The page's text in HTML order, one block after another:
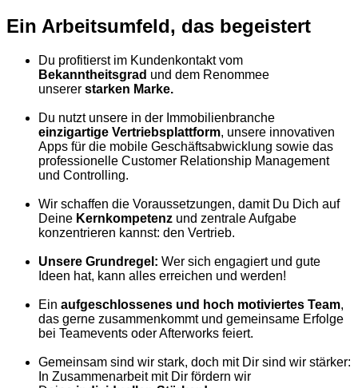
Ein Arbeitsumfeld, das begeistert
Du profitierst im Kundenkontakt vom
Bekanntheitsgrad und dem Renommee
unserer starken Marke.
Du nutzt unsere in der Immobilienbranche
einzigartige Vertriebsplattform, unsere innovativen
Apps für die mobile Geschäftsabwicklung sowie das
professionelle Customer Relationship Management
und Controlling.
Wir schaffen die Voraussetzungen, damit Du Dich auf
Deine Kernkompetenz und zentrale Aufgabe
konzentrieren kannst: den Vertrieb.
Unsere Grundregel: Wer sich engagiert und gute
Ideen hat, kann alles erreichen und werden!
Ein aufgeschlossenes und hoch motiviertes Team,
das gerne zusammenkommt und gemeinsame Erfolge
bei Teamevents oder Afterworks feiert.
Gemeinsam sind wir stark, doch mit Dir sind wir stärker:
In Zusammenarbeit mit Dir fördern wir